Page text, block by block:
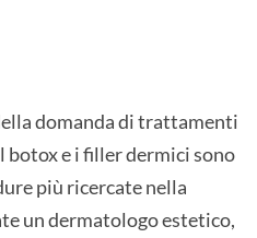
domanda di trattamenti
e i filler dermici sono
più ricercate nella
un dermatologo estetico,